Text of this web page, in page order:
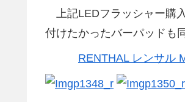
上記LEDフラッシャー購
付けたかったバーパッドも
RENTHAL レンサル